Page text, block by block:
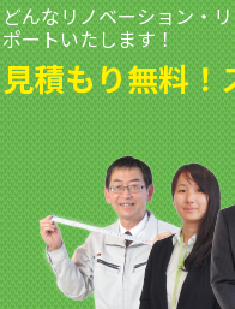
どんなリノベーション・
ポートいたします！
見積もり無料！